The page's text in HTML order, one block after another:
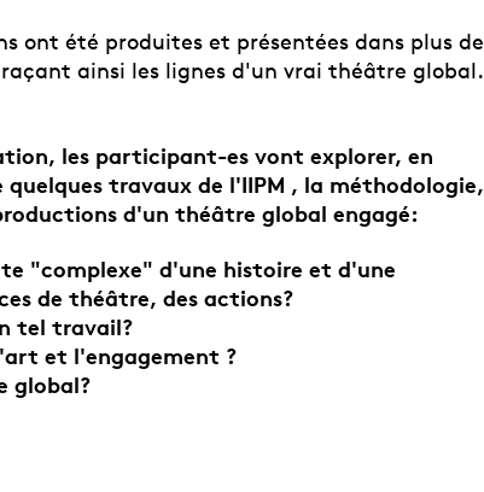
ont été produites et présentées dans plus de
ainsi les lignes d'un vrai théâtre global.
les participant-es vont explorer, en
travaux de l'IIPM , la méthodologie,
d'un théâtre global engagé:
"complexe" d'une histoire et d'une
de théâtre, des actions?
tel travail?
et l'engagement ?
global?